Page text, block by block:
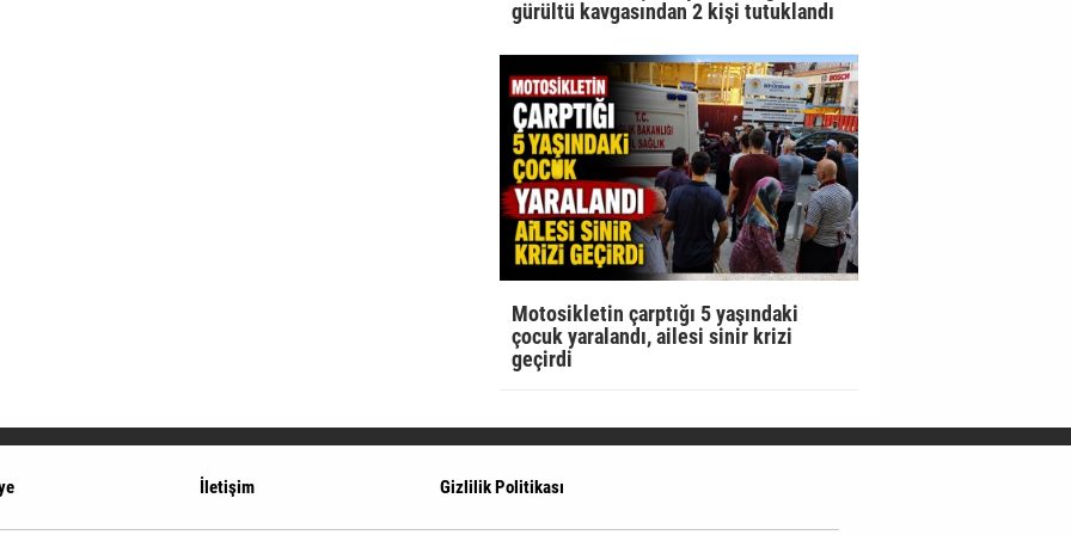
gürültü kavgasından 2 kişi tutuklandı
Motosikletin çarptığı 5 yaşındaki
çocuk yaralandı, ailesi sinir krizi
geçirdi
İletişim Gizlilik Politikası